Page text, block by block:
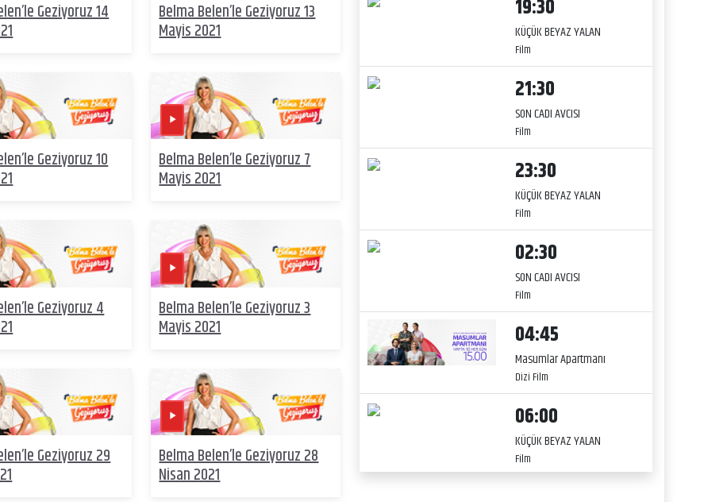
Geziyoruz 14 Belma Belen’le Geziyoruz 13
Mayis 2021
Geziyoruz 10 Belma Belen’le Geziyoruz 7
Mayis 2021
Geziyoruz 4 Belma Belen’le Geziyoruz 3
Mayis 2021
Geziyoruz 29 Belma Belen’le Geziyoruz 28
Nisan 2021
19:30
KÜÇÜK BEYAZ YALAN
Film
21:30
SON CADI AVCISI
Film
23:30
KÜÇÜK BEYAZ YALAN
Film
02:30
SON CADI AVCISI
Film
04:45
Masumlar Apartmanı
Dizi Film
06:00
KÜÇÜK BEYAZ YALAN
Film